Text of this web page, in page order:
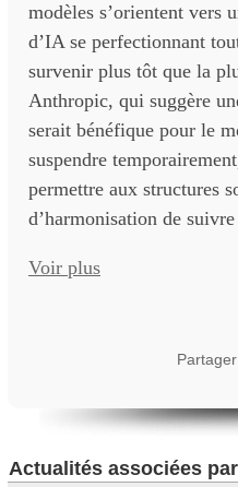
modèles s’orientent vers
d’IA se perfectionnant
survenir plus tôt que la
Anthropic, qui suggère
serait bénéfique pour le
suspendre
permettre aux structures
d’harmonisation de
Voir plus
Actualités associées